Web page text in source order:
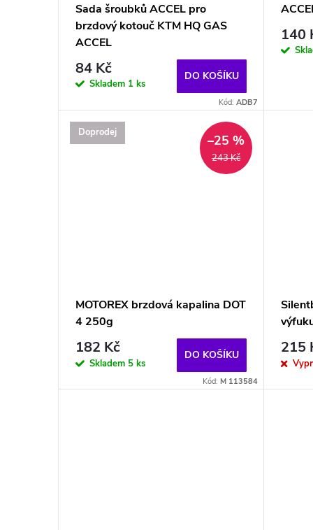
Sada šroubků ACCEL pro
brzdový kotouč KTM HQ GAS
ACCEL
84 Kč
Skladem 1 ks
DO KOŠÍKU
Kód:ADB7
140
Doprodej
243 Kč
–25 %
MOTOREX brzdová kapalina DOT
4 250g
182 Kč
Skladem 5 ks
DO KOŠÍKU
Kód: M 113584
215